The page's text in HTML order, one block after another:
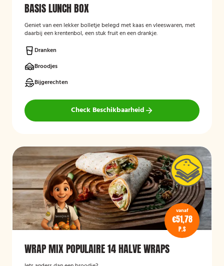
BASIS LUNCH BOX
Geniet van een lekker bolletje belegd met kaas en vleeswaren, met
daarbij een krentenbol, een stuk fruit en een drankje.
Dranken
Broodjes
Bijgerechten
Check Beschikbaarheid
vanaf
€51,78
P.S
WRAP MIX POPULAIRE 14 HALVE WRAPS